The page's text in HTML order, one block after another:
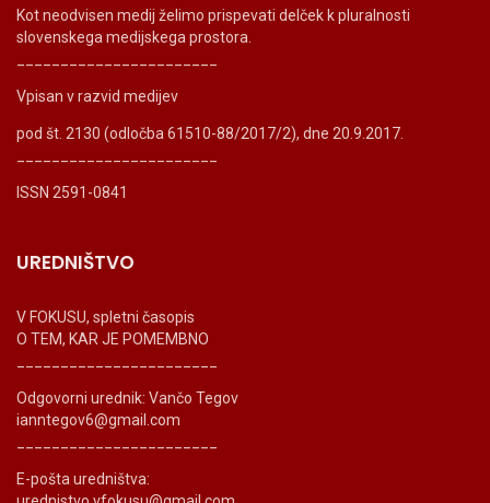
Kot neodvisen medij želimo prispevati delček k pluralnosti
slovenskega medijskega prostora.
Vpisan v razvid medijev
pod št. 2130 (odločba 61510-88/2017/2), dne 20.9.2017.
ISSN 2591-0841
UREDNIŠTVO
V FOKUSU, spletni časopis
O TEM, KAR JE POMEMBNO
Odgovorni urednik: Vančo Tegov
ianntegov6@gmail.com
E-pošta uredništva: